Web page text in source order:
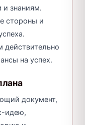
и знаниям.
стороны и
действительно
на успех.
документ,
идею,